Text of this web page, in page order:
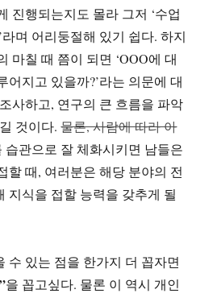
진행되는지도 몰라 그저 ‘수업
며 어리둥절해 있기 쉽다. 하지
마칠 때 쯤이 되면 ‘OOO에 대
어지고 있을까?’라는 의문에 대
사하고, 연구의 큰 흐름을 파악
것이다.물론, 사람에 따라 아
관으로 잘 체화시키면 남들은
할 때, 여러분은 해당 분야의 전
지식을 접할 능력을 갖추게 될
수 있는 점을 한가지 더 꼽자면
을 꼽고싶다. 물론 이 역시 개인